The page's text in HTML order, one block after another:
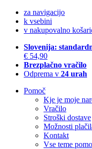
za navigacijo
k vsebini
v nakupovalno
Slovenija:
€ 54,90
Brezplačno vračilo
Odprema v 24 urah
Pomoč
Kje je moje
Vračilo
Stroški dostave
Možnosti
Kontakt
Vse teme